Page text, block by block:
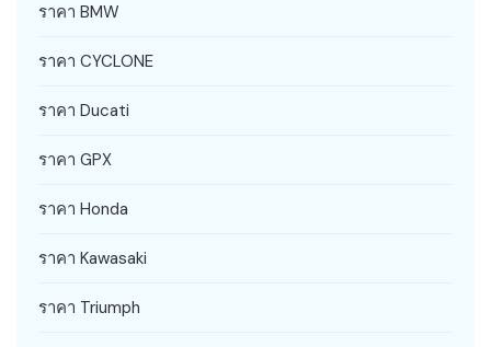
ราคา BMW
ราคา CYCLONE
ราคา Ducati
ราคา GPX
ราคา Honda
ราคา Kawasaki
ราคา Triumph